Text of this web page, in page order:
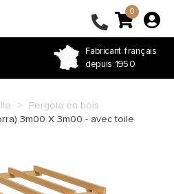
Fabricant français
depuis 1950
0
Pergola en bois
3m00 X 3m00 - avec toile